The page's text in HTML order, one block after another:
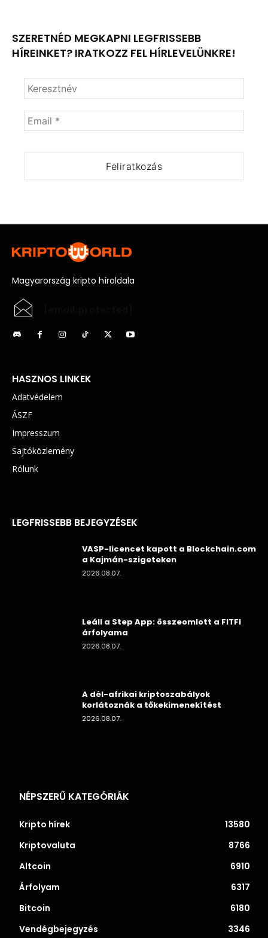
SZERETNÉD MEGKAPNI LEGFRISSEBB
HÍREINKET? IRATKOZZ FEL HÍRLEVELÜNKRE!
Magyarország kripto híroldala
HASZNOS LINKEK
Adatvédelem
ÁSZF
Impresszum
Sajtóközlemény
Rólunk
LEGFRISSEBB BEJEGYZÉSEK
VASP-licencet kapott a Blockchain.com
a Kajmán-szigeteken
2026.08.07.
Leáll a Step App: összeomlott a FITFI
árfolyama
2026.08.07.
A dél-afrikai kriptoszabályok
korlátoznák a tőkekimenekítést
2026.08.07.
NÉPSZERŰ KATEGÓRIÁK
Kripto hírek
13580
Kriptovaluta
8766
Altcoin
6910
Árfolyam
6317
Bitcoin
6180
Vendégbejegyzés
3346